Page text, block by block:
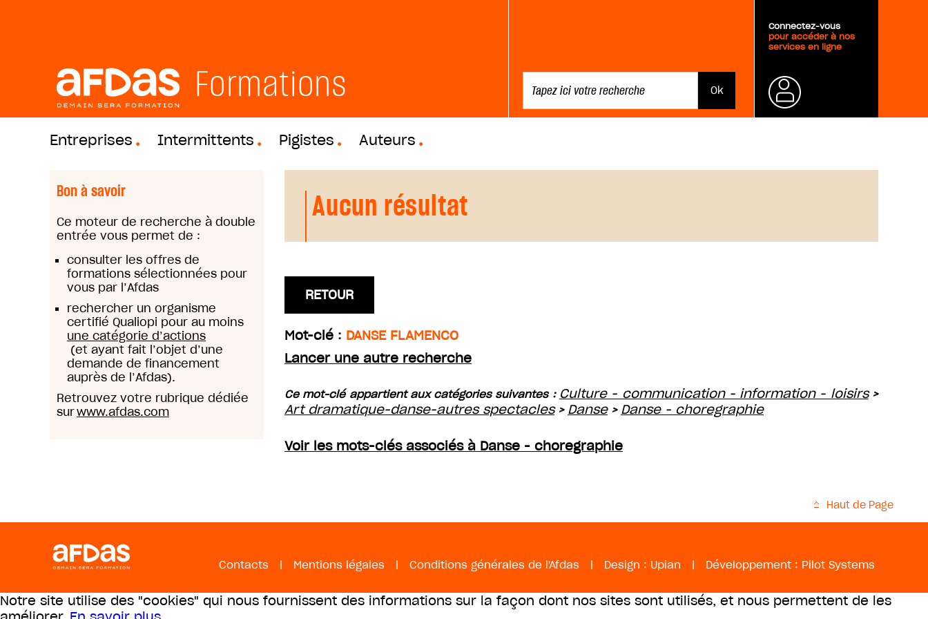
Formations
Connectez-vous
pour accéder à nos
services en ligne
Entreprises Intermittents Pigistes Auteurs
Bon à savoir
Ce moteur de recherche à double
entrée vous permet de :
consulter les offres de
formations sélectionnées pour
vous par l’Afdas
rechercher un organisme
certifié Qualiopi pour au moins
une catégorie d’actions
(et ayant fait l’objet d’une
demande de financement
auprès de l’Afdas).
Retrouvez votre rubrique dédiée
surwww.afdas.com
Aucun résultat
RETOUR
Mot-clé : DANSE FLAMENCO
Lancer une autre recherche
Ce mot-clé appartient aux catégories suivantes : Culture - communication - information - loisirs>
Art dramatique-danse-autres spectacles> Danse> Danse - choregraphie
Voir les mots-clés associés à Danse - choregraphie
Haut de Page
Contacts | Mentions légales | Conditions générales de l'Afdas | Design : Upian | Développement : Pilot Systems
Notre site utilise des "cookies" qui nous fournissent des informations sur la façon dont nos sites sont utilisés, et nous permettent de les